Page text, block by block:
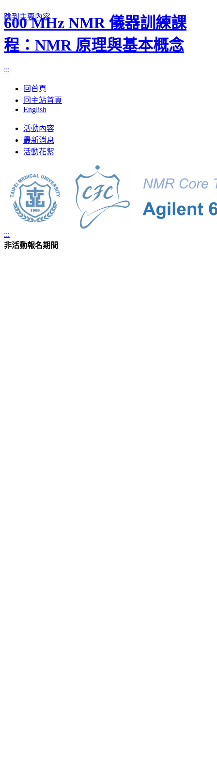
跳到主要內容
600 MHz NMR 儀器訓練課
程：NMR 原理與基本概念
:::
回首頁
回主站首頁
English
Toggle
navigation
活動內容
最新消息
活動花絮
:::
非活動報名期間